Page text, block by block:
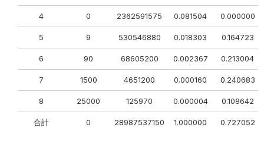
4 0 2362591575 0.081504 0.000000
5 9 530546880 0.018303 0.164723
6 90 68605200 0.002367 0.213004
7 1500 4651200 0.000160 0.240683
8 25000 125970 0.000004 0.108642
合計 0 28987537150 1.000000 0.727052